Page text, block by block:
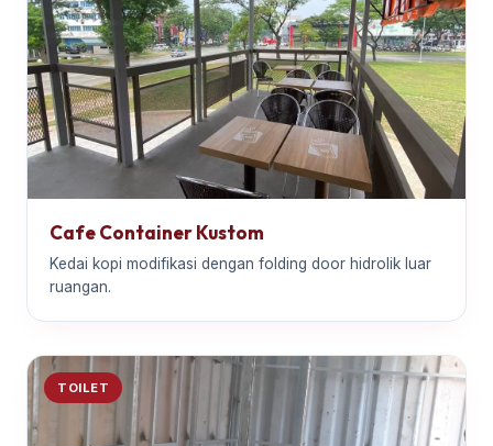
Cafe Container Kustom
Kedai kopi modifikasi dengan folding door hidrolik luar
ruangan.
TOILET